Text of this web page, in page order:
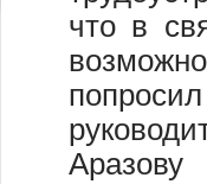
что в